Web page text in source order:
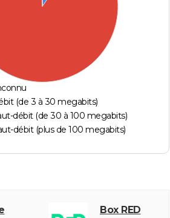
(de 3 à 30 megabits)
débit (de 30 à 100 megabits)
débit (plus de 100 megabits)
Box RED